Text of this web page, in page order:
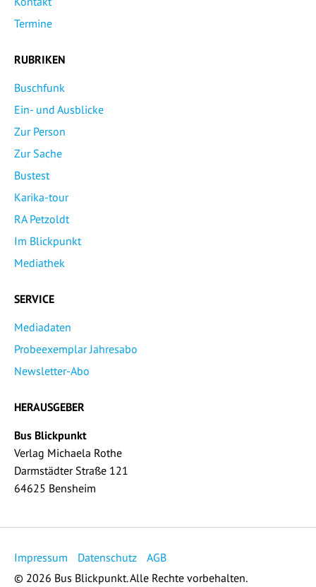
Termine
RUBRIKEN
Buschfunk
Ein- und Ausblicke
Zur Person
Zur Sache
Bustest
Karika-tour
RA Petzoldt
Im Blickpunkt
Mediathek
SERVICE
Mediadaten
Probeexemplar Jahresabo
Newsletter-Abo
HERAUSGEBER
Bus Blickpunkt
Verlag Michaela Rothe
Darmstädter Straße 121
64625 Bensheim
Impressum Datenschutz
AGB
© 2026 Bus Blickpunkt. Alle Rechte vorbehalten.